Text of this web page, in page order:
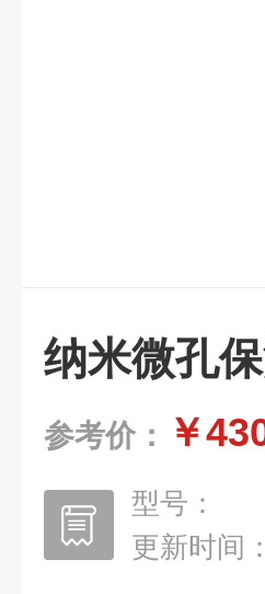
纳米微孔
参考价： ￥
型号：
更新时间：